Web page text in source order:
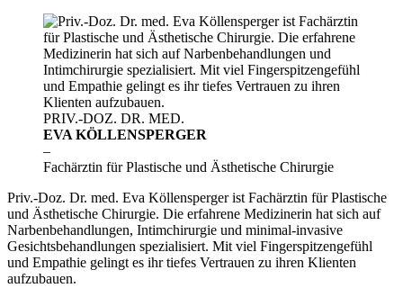
PRIV.-DOZ. DR. MED.
EVA KÖLLENSPERGER
–
Fachärztin für Plastische und Ästhetische Chirurgie
Priv.-Doz. Dr. med. Eva Köllensperger ist Fachärztin für Plastische
und Ästhetische Chirurgie. Die erfahrene Medizinerin hat sich auf
Narbenbehandlungen, Intimchirurgie und minimal-invasive
Gesichtsbehandlungen spezialisiert. Mit viel Fingerspitzengefühl
und Empathie gelingt es ihr tiefes Vertrauen zu ihren Klienten
aufzubauen.